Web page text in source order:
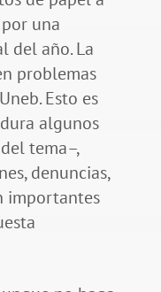
una
del año. La
problemas
Esto es
algunos
tema–,
denuncias,
importantes